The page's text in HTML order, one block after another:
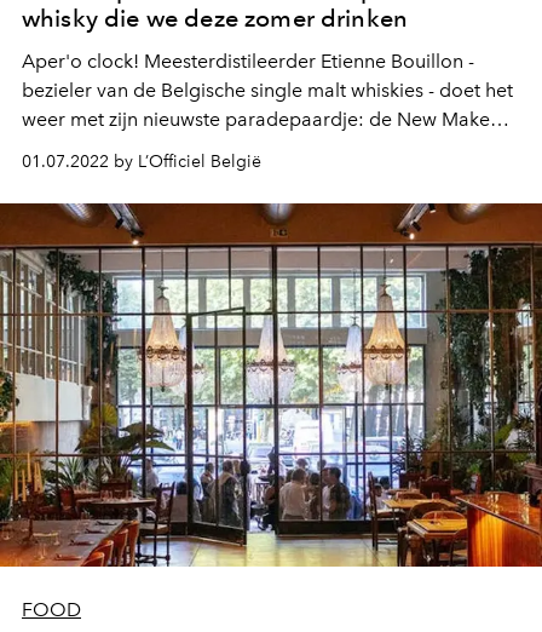
whisky die we deze zomer drinken
Aper'o clock! Meesterdistileerder Etienne Bouillon -
bezieler van de Belgische single malt whiskies - doet het
weer met zijn nieuwste paradepaardje: de New Make
01.07.2022 by L’Officiel België
FOOD